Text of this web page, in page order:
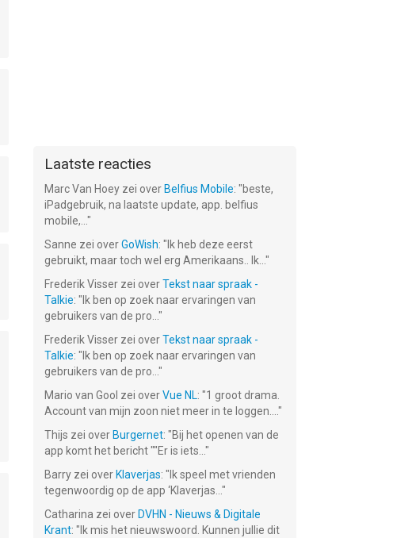
Laatste reacties
Marc Van Hoey zei over Belfius Mobile: "beste,
iPadgebruik, na laatste update, app. belfius
mobile,... "
Sanne zei overGoWish: " Ik heb deze eerst
gebruikt, maar toch wel erg Amerikaans.. Ik... "
Frederik Visser zei overTekst naar spraak -
Talkie: " Ik ben op zoek naar ervaringen van
gebruikers van de pro... "
Frederik Visser zei overTekst naar spraak -
Talkie: " Ik ben op zoek naar ervaringen van
gebruikers van de pro... "
Mario van Gool zei overVue NL: "1 groot drama.
Account van mijn zoon niet meer in te loggen.... "
Thijs zei over Burgernet: "Bij het openen van de
app komt het bericht ""Er is iets... "
Barry zei over Klaverjas: " Ik speel met vrienden
tegenwoordig op de app ‘Klaverjas... "
Catharina zei over DVHN - Nieuws & Digitale
Krant: " Ik mis het nieuwswoord. Kunnen jullie dit